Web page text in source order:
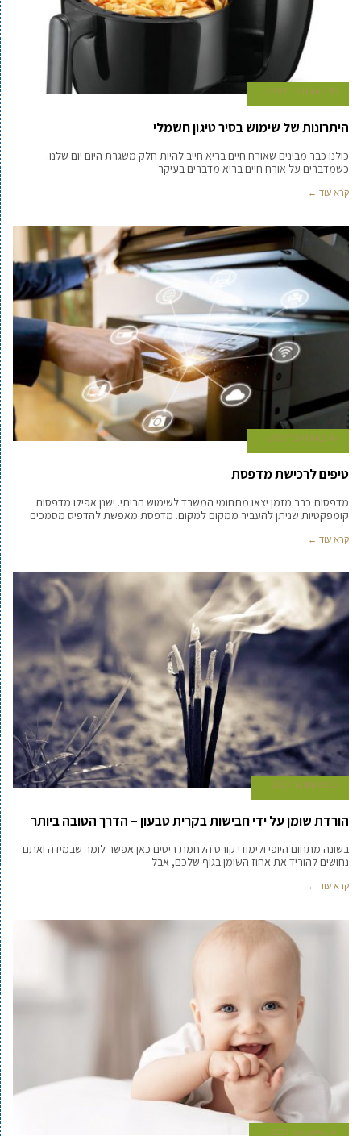
10 באוקטובר 2021
היתרונות של שימוש בסיר טיגון חשמלי
כולנו כבר מבינים שאורח חיים בריא חייב להיות חלק משגרת היום יום שלנו.
כשמדברים על אורח חיים בריא מדברים בעיקר
קרא עוד ←
10 באוקטובר 2021
טיפים לרכישת מדפסת
מדפסות כבר מזמן יצאו מתחומי המשרד לשימוש הביתי. ישנן אפילו מדפסות
קומפקטיות שניתן להעביר ממקום למקום. מדפסת מאפשת להדפיס מסמכים
קרא עוד ←
5 באוקטובר 2021
הורדת שומן על ידי חבישות בקרית טבעון – הדרך הטובה ביותר
בשונה מתחום היופי ולימודי קורס הלחמת ריסים כאן אפשר לומר שבמידה ואתם
נחושים להוריד את אחוז השומן בגוף שלכם, אבל
קרא עוד ←
4 באוקטובר 2021